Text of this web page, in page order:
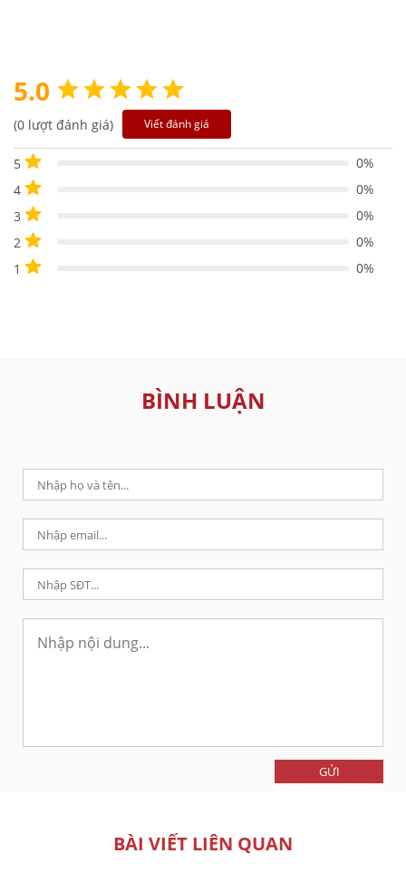
5.0
(0 lượt đánh giá) Viết đánh giá
5
0%
4
0%
3
0%
2
0%
1
0%
BÌNH LUẬN
GỬI
BÀI VIẾT LIÊN QUAN